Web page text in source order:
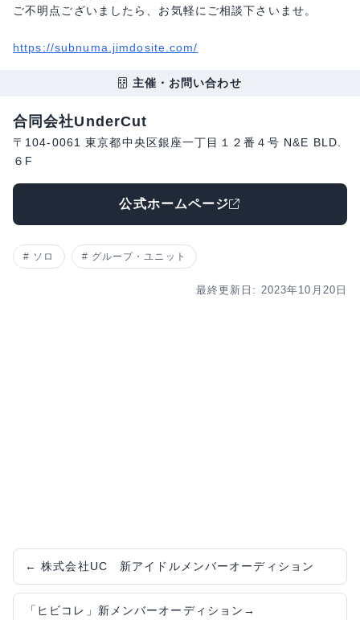
ご不明点ございましたら、お気軽にご相談下さいませ。
https://subnuma.jimdosite.com/
主催・お問い合わせ
合同会社UnderCut
〒104-0061 東京都中央区銀座一丁目１２番４号 N&E BLD.
６F
公式ホームページ
ソロ グループ・ユニット
最終更新日: 2023年10月20日
← 株式会社UC 新アイドルメンバーオーディション
「ヒビコレ」新メンバーオーディション →